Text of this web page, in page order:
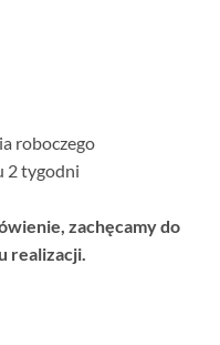
roboczego
2 tygodni
zachęcamy do
realizacji.